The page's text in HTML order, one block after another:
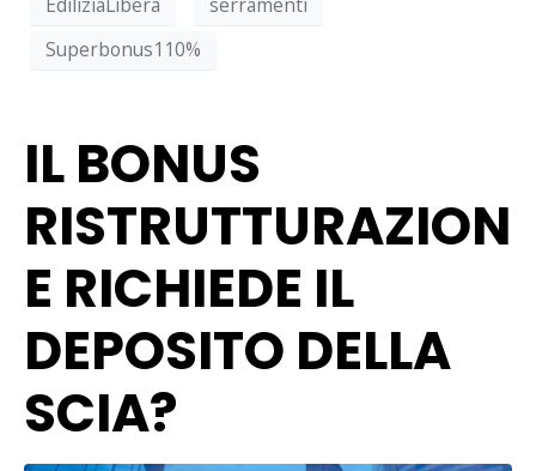
Superbonus110%
IL BONUS
RISTRUTTURAZION
E RICHIEDE IL
DEPOSITO DELLA
SCIA?